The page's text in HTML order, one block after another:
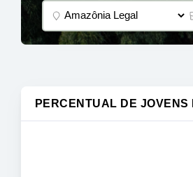
PERCENTUAL DE JOVENS